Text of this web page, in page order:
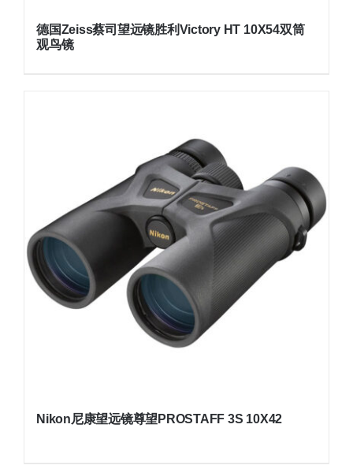
德国Zeiss蔡司望远镜胜利Victory HT 10X54双筒
观鸟镜
Nikon尼康望远镜尊望PROSTAFF 3S 10X42